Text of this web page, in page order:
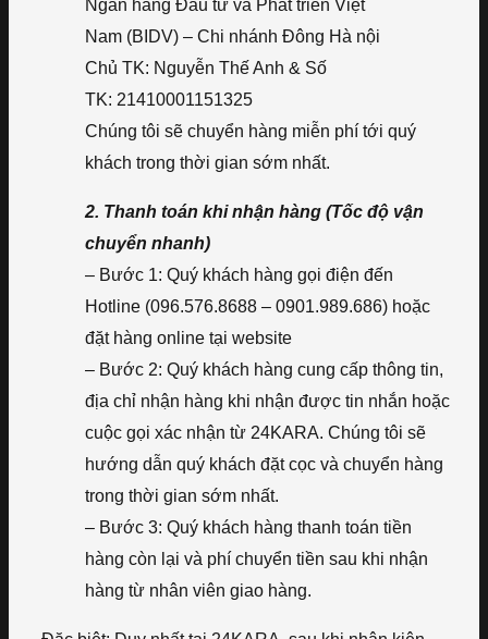
Ngân hàng Đầu tư và Phát triển Việt
Nam (BIDV) – Chi nhánh Đông Hà nội
Chủ TK: Nguyễn Thế Anh & Số
TK: 21410001151325
Chúng tôi sẽ chuyển hàng miễn phí tới quý
khách trong thời gian sớm nhất.
2. Thanh toán khi nhận hàng (Tốc độ vận
chuyển nhanh)
– Bước 1: Quý khách hàng gọi điện đến
Hotline (096.576.8688 – 0901.989.686) hoặc
đặt hàng online tại website
– Bước 2: Quý khách hàng cung cấp thông tin,
địa chỉ nhận hàng khi nhận được tin nhắn hoặc
cuộc gọi xác nhận từ 24KARA. Chúng tôi sẽ
hướng dẫn quý khách đặt cọc và chuyển hàng
trong thời gian sớm nhất.
– Bước 3: Quý khách hàng thanh toán tiền
hàng còn lại và phí chuyển tiền sau khi nhận
hàng từ nhân viên giao hàng.